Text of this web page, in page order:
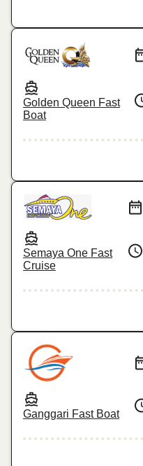
Golden Queen Fast
Boat
Semaya One Fast
Cruise
Ganggari Fast Boat